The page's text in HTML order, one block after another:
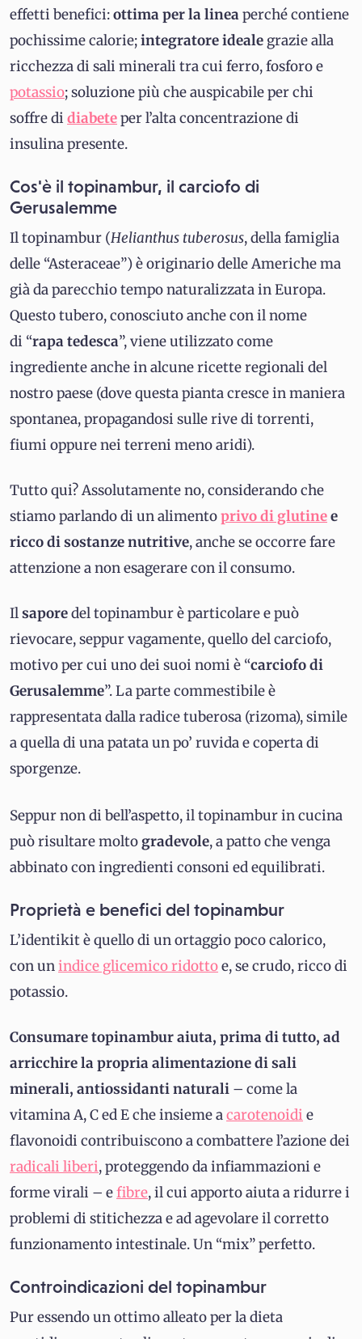
effetti benefici:ottima per la lineaperché contiene
pochissime calorie;integratore ideale grazie alla
ricchezza di sali minerali tra cui ferro, fosforo e
potassio; soluzione più che auspicabile per chi
soffre di diabeteper l’alta concentrazione di
insulina presente.
Cos'è il topinambur, il carciofo di
Gerusalemme
Il topinambur (Helianthus tuberosus, della famiglia
delle “Asteraceae”) è originario delle Americhe ma
già da parecchio tempo naturalizzata in Europa.
Questo tubero, conosciuto anche con il nome
di “rapa tedesca”, viene utilizzato come
ingrediente anche in alcune ricette regionali del
nostro paese (dove questa pianta cresce in maniera
spontanea, propagandosi sulle rive di torrenti,
fiumi oppure nei terreni meno aridi).
Tutto qui? Assolutamente no, considerando che
stiamo parlando di un alimentoprivo di glutinee
ricco di sostanze nutritive, anche se occorre fare
attenzione a non esagerare con il consumo.
Ilsaporedel topinambur è particolare e può
rievocare, seppur vagamente, quello del carciofo,
motivo per cui uno dei suoi nomi è “carciofo di
Gerusalemme”. La parte commestibile è
rappresentata dalla radice tuberosa (rizoma), simile
a quella di una patata un po’ ruvida e coperta di
sporgenze.
Seppur non di bell’aspetto, il topinambur in cucina
può risultare moltogradevole, a patto che venga
abbinato con ingredienti consoni ed equilibrati.
Proprietà e benefici del topinambur
L’identikit è quello di un ortaggio poco calorico,
con unindice glicemico ridottoe, se crudo, ricco di
potassio.
Consumare topinambur aiuta, prima di tutto, ad
arricchire la propria alimentazione di sali
minerali, antiossidanti naturali – come la
vitamina A, C ed E che insieme acarotenoidi e
flavonoidi contribuiscono a combattere l’azione dei
radicali liberi, proteggendo da infiammazioni e
forme virali – efibre, il cui apporto aiuta a ridurre i
problemi di stitichezza e ad agevolare il corretto
funzionamento intestinale. Un “mix” perfetto.
Controindicazioni del topinambur
Pur essendo un ottimo alleato per la dieta